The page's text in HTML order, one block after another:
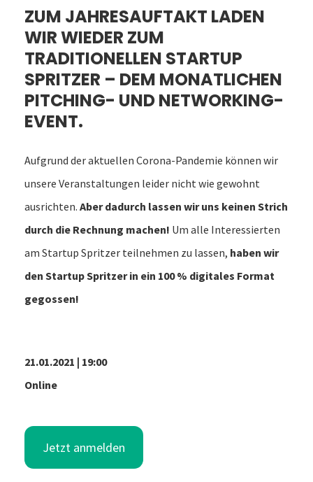
ZUM JAHRESAUFTAKT LADEN
WIR WIEDER ZUM
TRADITIONELLEN STARTUP
SPRITZER – DEM MONATLICHEN
PITCHING- UND NETWORKING-
EVENT.
Aufgrund der aktuellen Corona-Pandemie können wir
unsere Veranstaltungen leider nicht wie gewohnt
ausrichten. Aber dadurch lassen wir uns keinen Strich
durch die Rechnung machen! Um alle Interessierten
am Startup Spritzer teilnehmen zu lassen, haben wir
den Startup Spritzer in ein 100 % digitales Format
gegossen!
21.01.2021 | 19:00
Online
Jetzt anmelden